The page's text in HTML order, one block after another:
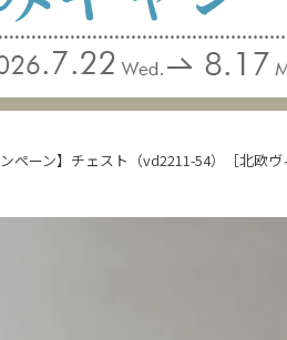
ペーン】チェスト（vd2211-54）［北欧ヴ